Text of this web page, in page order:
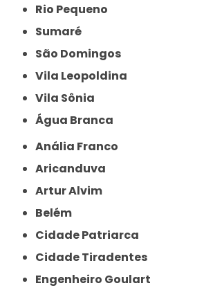
Rio Pequeno
Sumaré
São Domingos
Vila Leopoldina
Vila Sônia
Água Branca
Anália Franco
Aricanduva
Artur Alvim
Belém
Cidade Patriarca
Cidade Tiradentes
Engenheiro Goulart